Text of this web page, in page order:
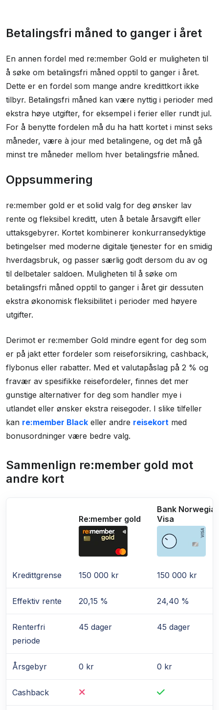
Betalingsfri måned to ganger i året
En annen fordel med re:member Gold er muligheten til
å søke om betalingsfri måned opptil to ganger i året.
Dette er en fordel som mange andre kredittkort ikke
tilbyr. Betalingsfri måned kan være nyttig i perioder med
ekstra høye utgifter, for eksempel i ferier eller rundt jul.
For å benytte fordelen må du ha hatt kortet i minst seks
måneder, være à jour med betalingene, og det må gå
minst tre måneder mellom hver betalingsfrie måned.
Oppsummering
re:member gold er et solid valg for deg ønsker lav
rente og fleksibel kreditt, uten å betale årsavgift eller
uttaksgebyrer. Kortet kombinerer konkurransedyktige
betingelser med moderne digitale tjenester for en smidig
hverdagsbruk, og passer særlig godt dersom du av og
til delbetaler saldoen. Muligheten til å søke om
betalingsfri måned opptil to ganger i året gir dessuten
ekstra økonomisk fleksibilitet i perioder med høyere
utgifter.
Derimot er re:member Gold mindre egent for deg som
er på jakt etter fordeler som reiseforsikring, cashback,
flybonus eller rabatter. Med et valutapåslag på 2 % og
fravær av spesifikke reisefordeler, finnes det mer
gunstige alternativer for deg som handler mye i
utlandet eller ønsker ekstra reisegoder. I slike tilfeller
kan re:member Black eller andre reisekort med
bonusordninger være bedre valg.
Sammenlign re:member gold mot
andre kort
Re:member gold
Bank
Visa
Kredittgrense 150 000 kr 150 000 kr
Effektiv rente 20,15 % 24,40 %
Renterfri
periode
45 dager 45 dager
Årsgebyr 0 kr 0 kr
Cashback